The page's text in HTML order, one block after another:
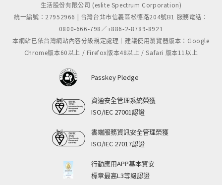
生活股份有限公司 (eslite Spectrum Corporation)
統一編號：27952966 | 台灣台北市信義區松德路204號B1 服務電話：
0800-666-798／+886-2-8789-8921
本網站已依台灣網站內容分級規定處理｜建議使用瀏覽器版本：Google
Chrome版本60以上 / Firefox版本48以上 / Safari 版本11以上
Passkey Pledge
資通安全管理系統榮獲
ISO/IEC 27001認證
雲端服務資訊安全管理榮獲
ISO/IEC 27017認證
行動應用APP基本資安
標章最高L3等級認證